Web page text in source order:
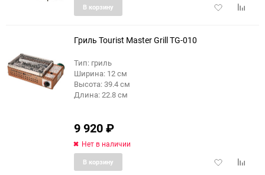
Добавить
В корзину
Гриль Tourist Master Grill TG-010
Тип: гриль
Ширина: 12 см
Высота: 39.4 см
Длина: 22.8 см
9 920₽
Нет в наличии
Добавить
В корзину